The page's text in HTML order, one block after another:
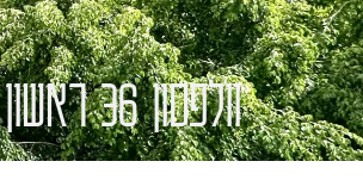
וולפסון 36 ראשון לציון